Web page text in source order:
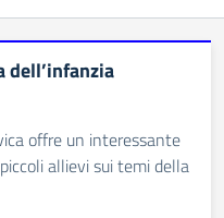
dell’infanzia
offre un interessante
allievi sui temi della